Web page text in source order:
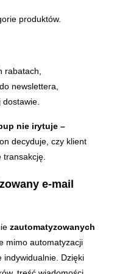
produktów.
rabatach,
newslettera,
nie irytuje –
on decyduje, czy klient
e-mail
zautomatyzowanych
mimo automatyzacji
indywidualnie. Dzięki